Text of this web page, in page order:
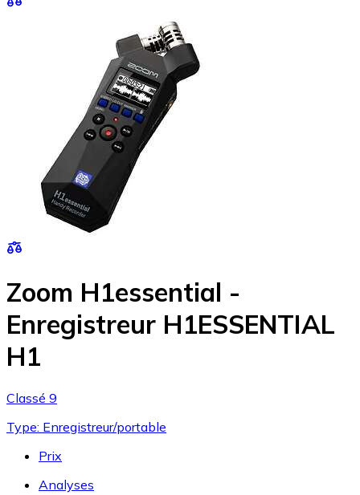
Zoom H1essential -
Enregistreur H1ESSENTIAL
H1
Classé 9
Type: Enregistreur/portable
Prix
Analyses